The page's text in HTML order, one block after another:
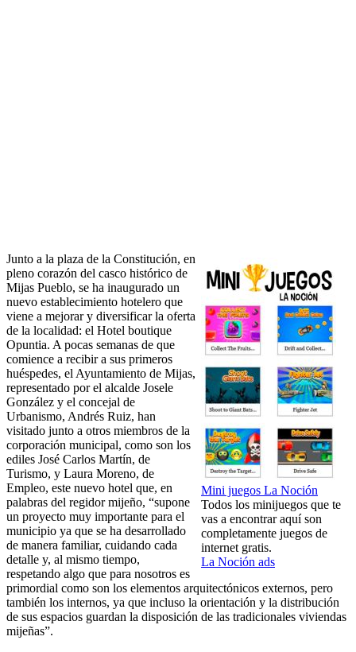
Mini juegos La Noción
Todos los minijuegos que te
vas a encontrar aquí son
completamente juegos de
internet gratis.
La Noción ads
Junto a la plaza de la Constitución, en
pleno corazón del casco histórico de
Mijas Pueblo, se ha inaugurado un
nuevo establecimiento hotelero que
viene a mejorar y diversificar la oferta
de la localidad: el Hotel boutique
Opuntia. A pocas semanas de que
comience a recibir a sus primeros
huéspedes, el Ayuntamiento de Mijas,
representado por el alcalde Josele
González y el concejal de
Urbanismo, Andrés Ruiz, han
visitado junto a otros miembros de la
corporación municipal, como son los
ediles José Carlos Martín, de
Turismo, y Laura Moreno, de
Empleo, este nuevo hotel que, en
palabras del regidor mijeño, “supone
un proyecto muy importante para el
municipio ya que se ha desarrollado
de manera familiar, cuidando cada
detalle y, al mismo tiempo,
respetando algo que para nosotros es
primordial como son los elementos arquitectónicos externos, pero
también los internos, ya que incluso la orientación y la distribución
de sus espacios guardan la disposición de las tradicionales viviendas
mijeñas”.